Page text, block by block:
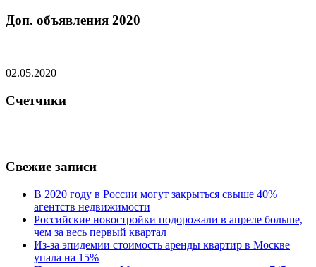
Доп. объявления 2020
02.05.2020
Счетчики
Свежие записи
В 2020 году в России могут закрыться свыше 40%
агентств недвижимости
Российские новостройки подорожали в апреле больше,
чем за весь первый квартал
Из-за эпидемии стоимость аренды квартир в Москве
упала на 15%